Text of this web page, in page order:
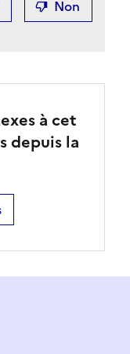
Non
à cet
depuis la